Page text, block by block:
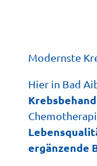
Modernste
Hier in Bad
ergänzende